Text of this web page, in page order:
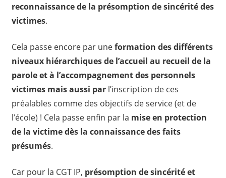
reconnaissance de la présomption de sincérité des
victimes.
Cela passe encore par uneformation des différents
niveaux hiérarchiques de l’accueil au recueil de la
parole et à l’accompagnement des personnels
victimes mais aussi parl’inscription de ces
préalables comme des objectifs de service (et de
l’école) ! Cela passe enfin par la mise en protection
de la victime dès la connaissance des faits
présumés.
Car pour la CGT IP, présomption de sincérité et